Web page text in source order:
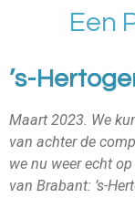
de
Een
’s-
Maart 2023. We
van achter de
we nu weer echt
van Brabant: ’s-